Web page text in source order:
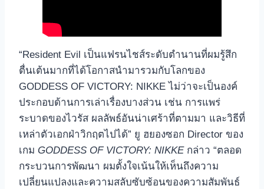
“Resident Evil เป็นแฟรนไชส์ระดับตำนานที่ผมรู้สึก
ตื่นเต้นมากที่ได้โอกาสนำมารวมกับโลกของ
GODDESS OF VICTORY: NIKKE ไม่ว่าจะเป็นองค์
ประกอบด้านการเล่าเรื่องบางส่วน เช่น การแพร่
ระบาดของไวรัส ผลลัพธ์อันน่าเศร้าที่ตามมา และวิธีที่
เหล่าตัวเอกฝ่าวิกฤตไปได้” ยู ฮยองซอก Director ของ
เกม GODDESS OF VICTORY: NIKKEกล่าว “ตลอด
กระบวนการพัฒนา ผมตั้งใจเน้นให้เห็นถึงความ
เปลี่ยนแปลงและความสลับซับซ้อนของความสัมพันธ์